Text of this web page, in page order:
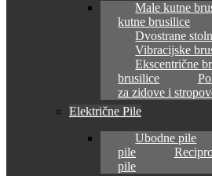
Male kutne
kutne brusilice
Dvostrane
Vibracijske
Ekscentrične
brusilice
za zidove i
Električne Pile
Ubodne pile
pile
pile